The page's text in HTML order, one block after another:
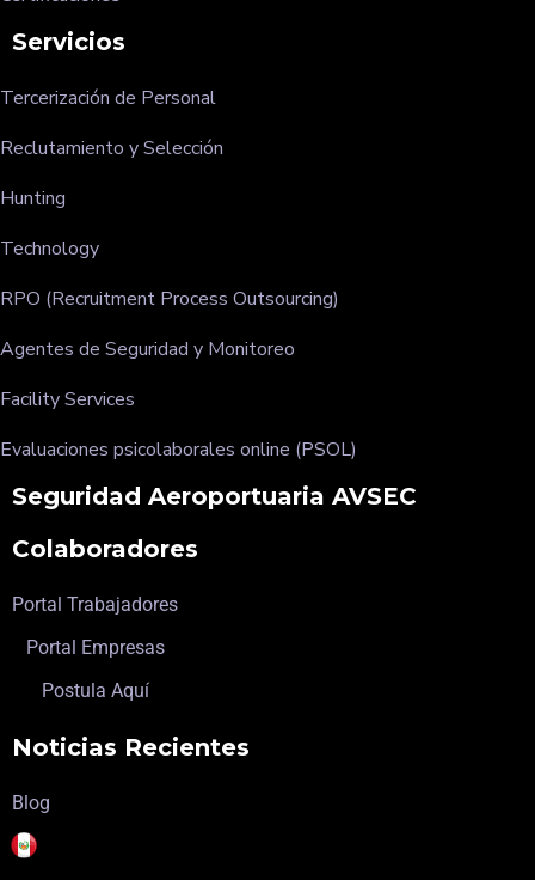
Servicios
Tercerización de Personal
Reclutamiento y Selección
Hunting
Technology
RPO (Recruitment Process Outsourcing)
Agentes de Seguridad y Monitoreo
Facility Services
Evaluaciones psicolaborales online (PSOL)
Seguridad Aeroportuaria AVSEC
Colaboradores
Portal Trabajadores
Portal Empresas
Postula Aquí
Noticias Recientes
Blog